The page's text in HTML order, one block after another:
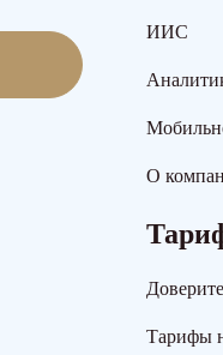
ИИС
О
Тарифы